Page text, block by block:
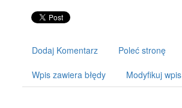
Dodaj Komentarz Poleć stronę
Wpis zawiera błędy Modyfikuj wpis